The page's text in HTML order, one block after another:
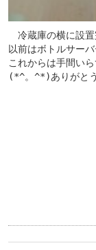
冷蔵庫の横に設置
以前はボトルサー
これからは手間い
(*^。^*)ありがとう